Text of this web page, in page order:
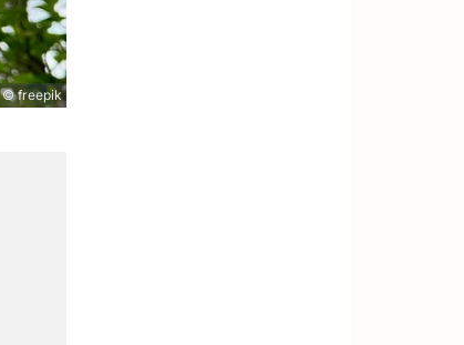
© freepik